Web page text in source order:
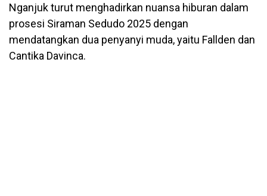
Nganjuk turut menghadirkan nuansa hiburan dalam
prosesi Siraman Sedudo 2025 dengan
mendatangkan dua penyanyi muda, yaitu Fallden dan
Cantika Davinca.